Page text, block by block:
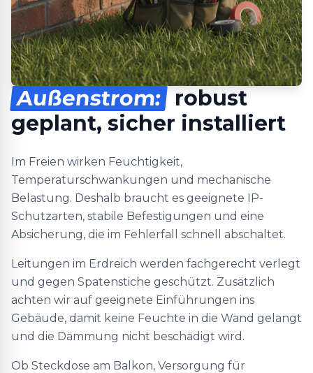
Außenstrom: robust
geplant, sicher installiert
Im Freien wirken Feuchtigkeit,
Temperaturschwankungen und mechanische
Belastung. Deshalb braucht es geeignete IP-
Schutzarten, stabile Befestigungen und eine
Absicherung, die im Fehlerfall schnell abschaltet.
Leitungen im Erdreich werden fachgerecht verlegt
und gegen Spatenstiche geschützt. Zusätzlich
achten wir auf geeignete Einführungen ins
Gebäude, damit keine Feuchte in die Wand gelangt
und die Dämmung nicht beschädigt wird.
Ob Steckdose am Balkon, Versorgung für